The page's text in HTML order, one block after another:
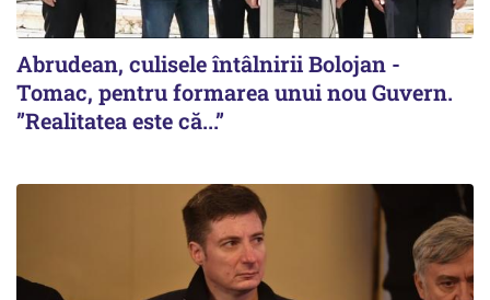
Abrudean, culisele întâlnirii Bolojan -
Tomac, pentru formarea unui nou Guvern.
”Realitatea este că...”